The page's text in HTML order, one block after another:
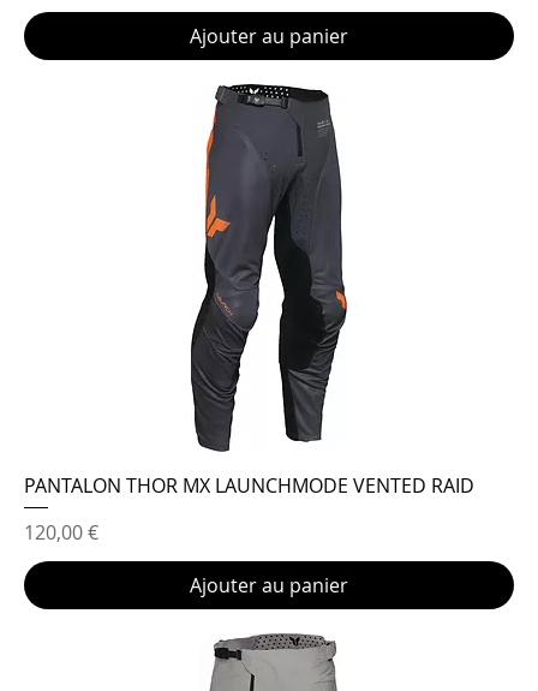
Ajouter au panier
PANTALON THOR MX LAUNCHMODE VENTED RAID
Prix
120,00 €
Ajouter au panier